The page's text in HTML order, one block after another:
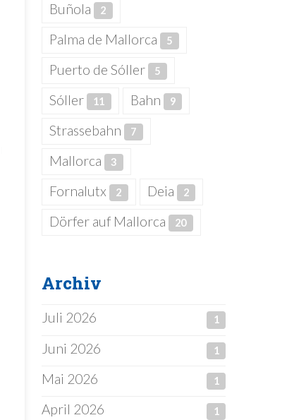
Buñola 2
Palma de Mallorca 5
Puerto de Sóller 5
Sóller 11 Bahn 9
Strassebahn 7
Mallorca 3
Fornalutx 2 Deia 2
Dörfer auf Mallorca 20
Archiv
Juli 2026 1
Juni 2026 1
Mai 2026 1
April 2026 1